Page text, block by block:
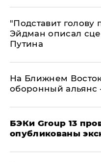
​"Подставит голову
Эйдман описал
Путина
На Ближнем
оборонный альянс
​БЭКи Group 13
опубликованы